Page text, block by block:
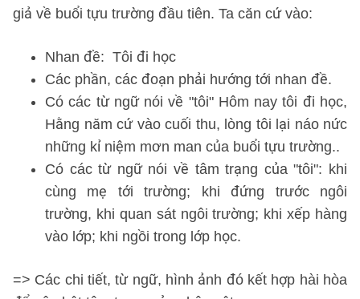
giả về buổi tựu trường đầu tiên. Ta căn cứ vào:
Nhan đề: Tôi đi học
Các phần, các đoạn phải hướng tới nhan đề.
Có các từ ngữ nói về "tôi" Hôm nay tôi đi học,
Hằng năm cứ vào cuối thu, lòng tôi lại náo nức
những kỉ niệm mơn man của buổi tựu trường..
Có các từ ngữ nói về tâm trạng của "tôi": khi
cùng mẹ tới trường; khi đứng trước ngôi
trường, khi quan sát ngôi trường; khi xếp hàng
vào lớp; khi ngồi trong lớp học.
=> Các chi tiết, từ ngữ, hình ảnh đó kết hợp hài hòa